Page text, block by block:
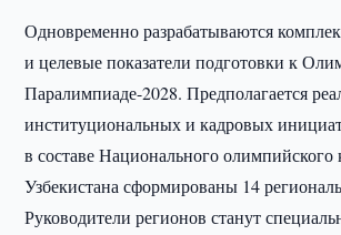
Одновременно разрабатываются
и целевые показатели подготовки к
Паралимпиаде-2028. Предполагается
институциональных и кадровых
в составе Национального олимпийского
Узбекистана сформированы 14
Руководители регионов станут